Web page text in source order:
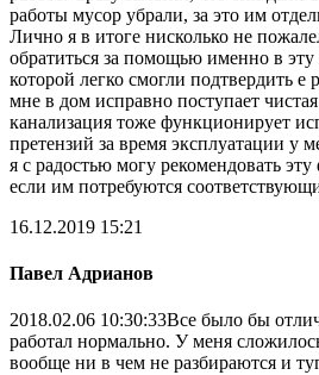
работы мусор убрали, за это им
Лично я в итоге нисколько не
обратиться за помощью именно в
которой легко смогли подтвердить е
мне в дом исправно поступает
канализация тоже функционирует
претензий за время эксплуатации у
я с радостью могу рекомендовать
если им потребуются
16.12.2019 15:21
Павел Адрианов
2018.02.06 10:30:33Все было бы
работал нормально. У меня
вообще ни в чем не разбираются и